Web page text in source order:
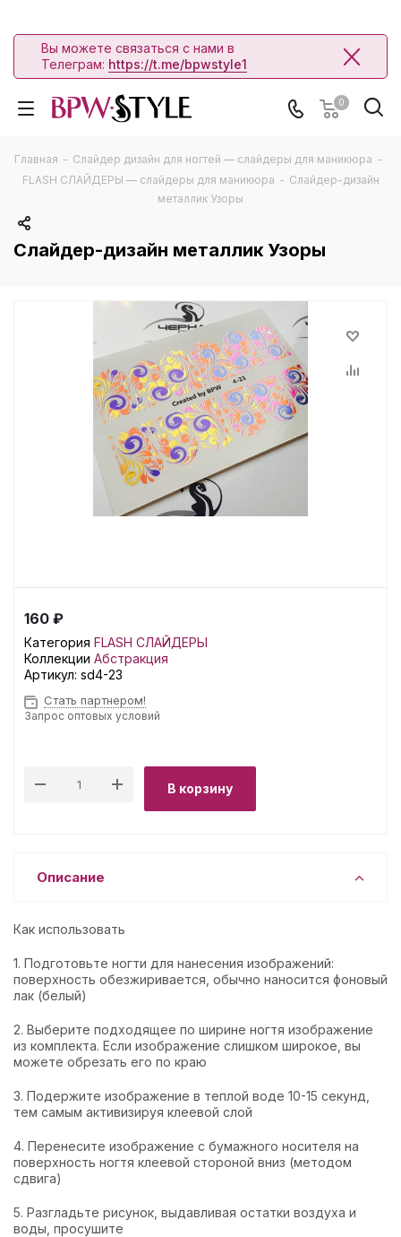
Вы можете связаться с нами в
Телеграм: https://t.me/bpwstyle1
0
Главная - Слайдер дизайн для ногтей — слайдеры для маникюра -
FLASH СЛАЙДЕРЫ — слайдеры для маникюра - Слайдер-дизайн
металлик Узоры
Слайдер-дизайн металлик Узоры
160 ₽
Категория FLASH СЛАЙДЕРЫ
Коллекции Абстракция
Артикул: sd4-23
Стать партнером!
Запрос оптовых условий
В корзину
Описание
Как использовать
1. Подготовьте ногти для нанесения изображений:
поверхность обезжиривается, обычно наносится фоновый
лак (белый)
2. Выберите подходящее по ширине ногтя изображение
из комплекта. Если изображение слишком широкое, вы
можете обрезать его по краю
3. Подержите изображение в теплой воде 10-15 секунд,
тем самым активизируя клеевой слой
4. Перенесите изображение с бумажного носителя на
поверхность ногтя клеевой стороной вниз (методом
сдвига)
5. Разгладьте рисунок, выдавливая остатки воздуха и
воды, просушите